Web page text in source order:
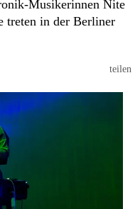
Musikerinnen Nite
treten in der Berliner
teilen